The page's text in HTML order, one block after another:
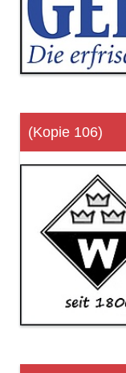
(Kopie 106)